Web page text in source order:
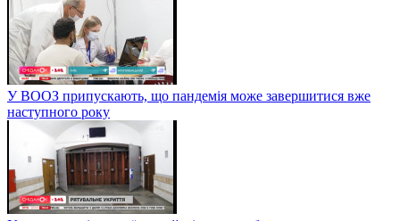
У ВООЗ припускають, що пандемія може завершитися вже
наступного року